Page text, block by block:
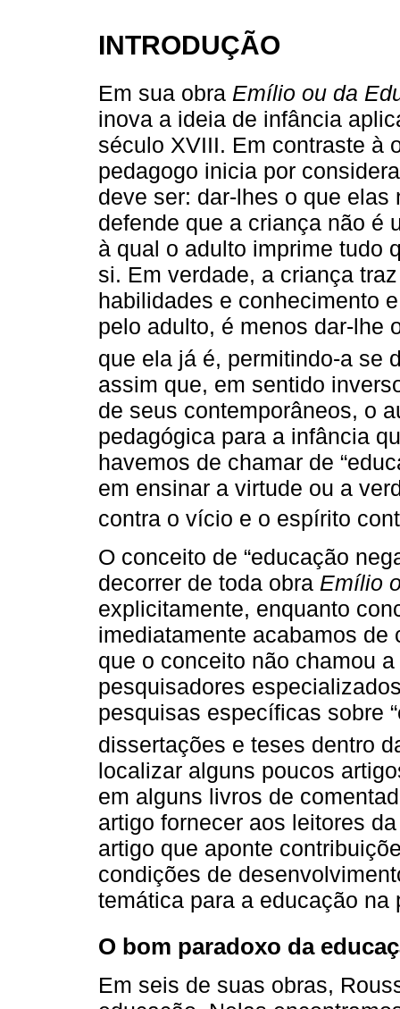
INTRODUÇÃO
Em sua obra Emílio ou da
inova a ideia de infância
século XVIII. Em contraste à
pedagogo inicia por
deve ser: dar-lhes o que
defende que a criança não é
à qual o adulto imprime tudo
si. Em verdade, a criança
habilidades e conhecimento
pelo adulto, é menos dar-lhe
que ela já é, permitindo-a se
assim que, em sentido
de seus contemporâneos, o
pedagógica para a infância
havemos de chamar de
em ensinar a virtude ou a
contra o vício e o espírito
O conceito de “educação
decorrer de toda obra Emílio
explicitamente, enquanto
imediatamente acabamos
que o conceito não chamou
pesquisadores
pesquisas específicas sobre
dissertações e teses dentro
localizar alguns poucos
em alguns livros de
artigo fornecer aos leitores
artigo que aponte
condições de
temática para a educação na
O bom paradoxo da
Em seis de suas obras,